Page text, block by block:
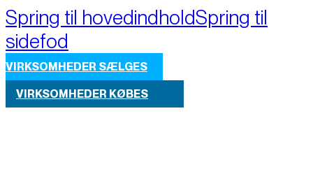
Spring til hovedindholdSpring til
sidefod
VIRKSOMHEDER SÆLGES
VIRKSOMHEDER KØBES